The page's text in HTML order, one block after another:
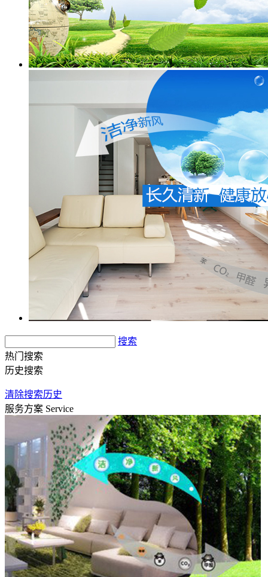
搜索
热门搜索
历史搜索
清除搜索历史
服务方案 Service